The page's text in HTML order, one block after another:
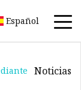
Español
Noticias